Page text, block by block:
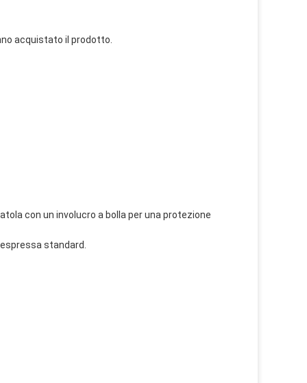
acquistato il prodotto.
con un involucro a bolla per una protezione
standard.